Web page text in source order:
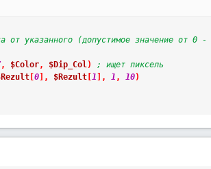
от указанного (допустимое значение от
, $Color, $Dip_Col)
; ищет пиксель
[ 0] , $Rezult[ 1 , 1 , 10)